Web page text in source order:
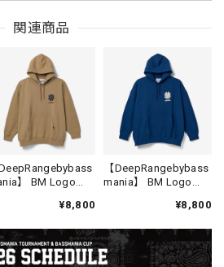
で迅速に対応して頂きありがとうご
【Seamania】Uv Rush Cool Logo Zip Parka［BLK］［LIMITED］
L
30
！！！ セットアップで短パンも買
Zip Parka [ASH GRY]
グレー XXL
関連商品
DeepRangebybass
】 BM Logo
¥8,800
【DeepRangebybass
mania】 BM Logo
¥8,800